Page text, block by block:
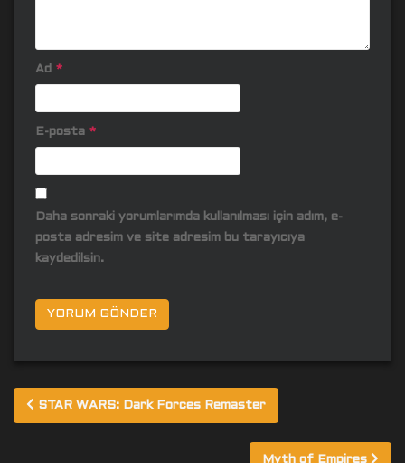
Ad *
E-posta *
Daha sonraki yorumlarımda kullanılması için adım, e-
posta adresim ve site adresim bu tarayıcıya
kaydedilsin.
Yazı
gezinmesi
STAR WARS: Dark Forces Remaster
Myth of Empires